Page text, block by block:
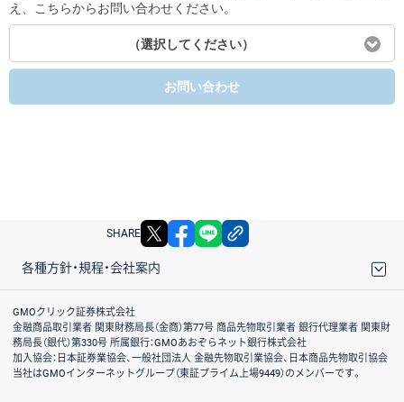
え、こちらからお問い合わせください。
（選択してください）
お問い合わせ
SHARE X facebook
各種方針・規程・会社案内
取引規程・約款
サイトマップ
その他のご案内
個人情報保護方針
最良執行方針
サイトのご利用について
ディスクレイマー
信託保全
リスク説明
会社案内
GMOクリック証券株式会社
金融商品取引業者 関東財務局長（金商）第77号 商品先物取引業者 銀行代理業者 関東財
務局長（銀代）第330号 所属銀行：GMOあおぞらネット銀行株式会社
加入協会：日本証券業協会、一般社団法人 金融先物取引業協会、日本商品先物取引協会
当社はGMOインターネットグループ（東証プライム上場9449）のメンバーです。